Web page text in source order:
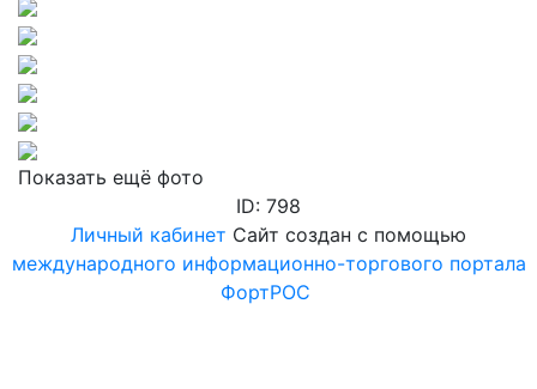
Показать ещё фото
ID: 798
Личный кабинет Сайт создан с помощью
международного информационно-торгового портала
ФортРОС